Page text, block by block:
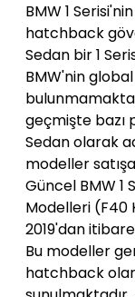
BMW 1
hatchback
Sedan bir 1
BMW'nin
geçmişte bazı
Sedan olarak
modeller
Güncel BMW 1
Modelleri (F40
2019'dan
Bu modeller
hatchback